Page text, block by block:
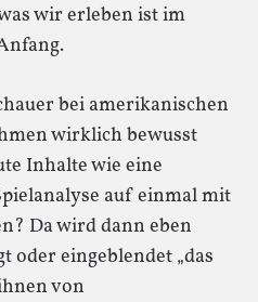
wir erleben ist im
bei amerikanischen
wirklich bewusst
Inhalte wie eine
auf einmal mit
Da wird dann eben
oder eingeblendet „das
von